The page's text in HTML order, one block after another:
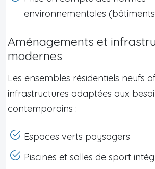
environnementales
Aménagements et
modernes
Les ensembles résidentiels neufs
infrastructures adaptées aux
contemporains :
Espaces verts paysagers
Piscines et salles de sport